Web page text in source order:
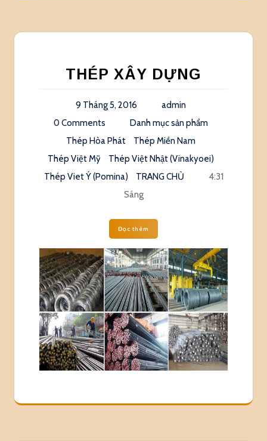
THÉP XÂY DỰNG
9 Tháng 5, 2016
admin
0 Comments
Danh mục sản phẩm
Thép Hòa Phát
Thép Miền Nam
Thép Việt Mỹ
Thép Việt Nhật (Vinakyoei)
Thép Viet Ý (Pomina)
TRANG CHỦ
4:31
Sáng
Đọc thêm